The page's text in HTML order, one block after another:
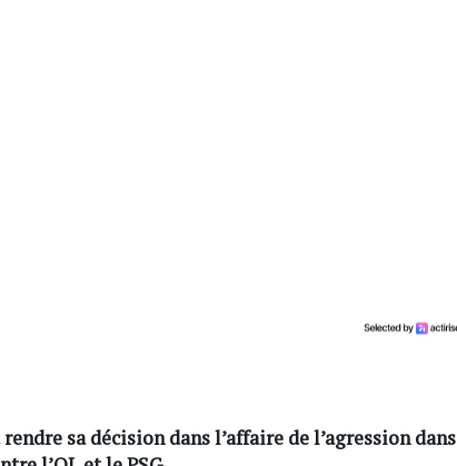
sa décision dans l’affaire de l’agression dans